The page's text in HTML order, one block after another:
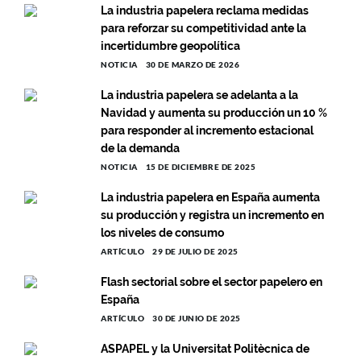
La industria papelera reclama medidas
para reforzar su competitividad ante la
incertidumbre geopolítica
NOTICIA 30 DE MARZO DE 2026
La industria papelera se adelanta a la
Navidad y aumenta su producción un 10 %
para responder al incremento estacional
de la demanda
NOTICIA 15 DE DICIEMBRE DE 2025
La industria papelera en España aumenta
su producción y registra un incremento en
los niveles de consumo
ARTÍCULO 29 DE JULIO DE 2025
Flash sectorial sobre el sector papelero en
España
ARTÍCULO 30 DE JUNIO DE 2025
ASPAPEL y la Universitat Politècnica de